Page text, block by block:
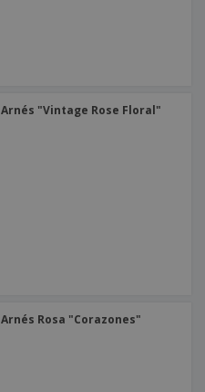
Arnés "Vintage Rose Floral"
Arnés Rosa "Corazones"